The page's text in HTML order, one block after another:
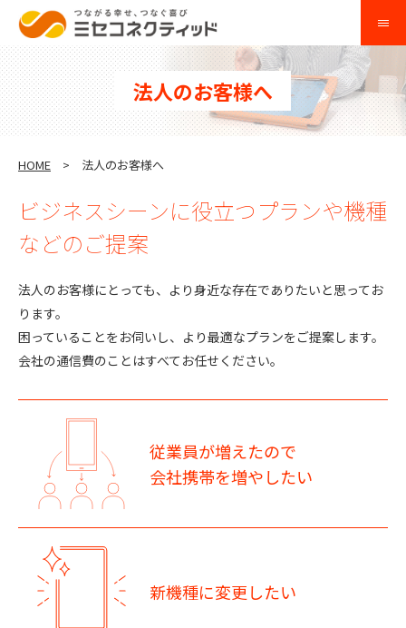
法人のお客様へ
HOME 法人のお客様へ
ビジネスシーンに役立つプランや機種
などのご提案
法人のお客様にとっても、より身近な存在でありたいと思ってお
ります。
困っていることをお伺いし、より最適なプランをご提案します。
会社の通信費のことはすべてお任せください。
従業員が増えたので
会社携帯を増やしたい
新機種に変更したい